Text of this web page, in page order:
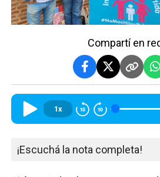
Compartí en
1x
¡Escuchá la nota completa!